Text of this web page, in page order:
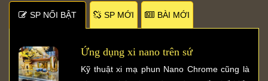
SP NỐI BẬT SP MỚI BÀI MỚI
Ứng dụng xi nano trên sứ
Kỹ thuật xi mạ phun Nano Chrome cũng là